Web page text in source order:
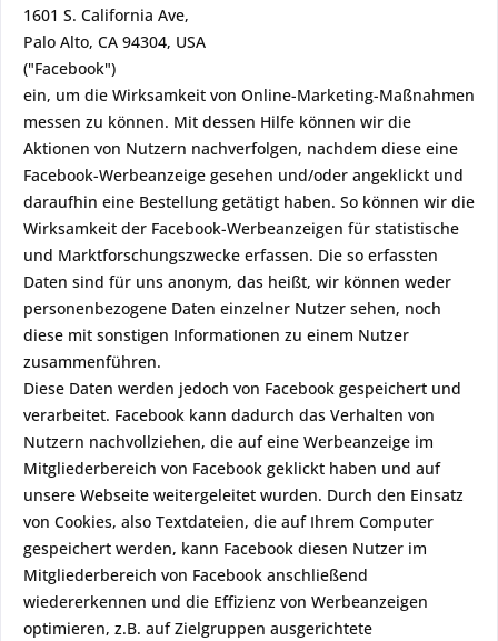
1601 S. California Ave,
Palo Alto, CA 94304, USA
("Facebook")
ein, um die Wirksamkeit von Online-Marketing-Maßnahmen
messen zu können. Mit dessen Hilfe können wir die
Aktionen von Nutzern nachverfolgen, nachdem diese eine
Facebook-Werbeanzeige gesehen und/oder angeklickt und
daraufhin eine Bestellung getätigt haben. So können wir die
Wirksamkeit der Facebook-Werbeanzeigen für statistische
und Marktforschungszwecke erfassen. Die so erfassten
Daten sind für uns anonym, das heißt, wir können weder
personenbezogene Daten einzelner Nutzer sehen, noch
diese mit sonstigen Informationen zu einem Nutzer
zusammenführen.
Diese Daten werden jedoch von Facebook gespeichert und
verarbeitet. Facebook kann dadurch das Verhalten von
Nutzern nachvollziehen, die auf eine Werbeanzeige im
Mitgliederbereich von Facebook geklickt haben und auf
unsere Webseite weitergeleitet wurden. Durch den Einsatz
von Cookies, also Textdateien, die auf Ihrem Computer
gespeichert werden, kann Facebook diesen Nutzer im
Mitgliederbereich von Facebook anschließend
wiedererkennen und die Effizienz von Werbeanzeigen
optimieren, z.B. auf Zielgruppen ausgerichtete